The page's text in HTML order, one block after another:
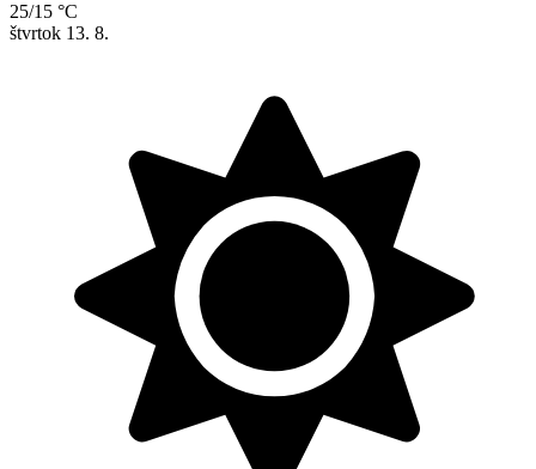
25/15 °C
štvrtok 13. 8.